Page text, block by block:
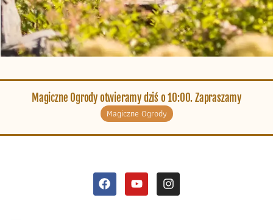
Magiczne Ogrody otwieramy dziś o 10:00. Zapraszamy
Magiczne Ogrody